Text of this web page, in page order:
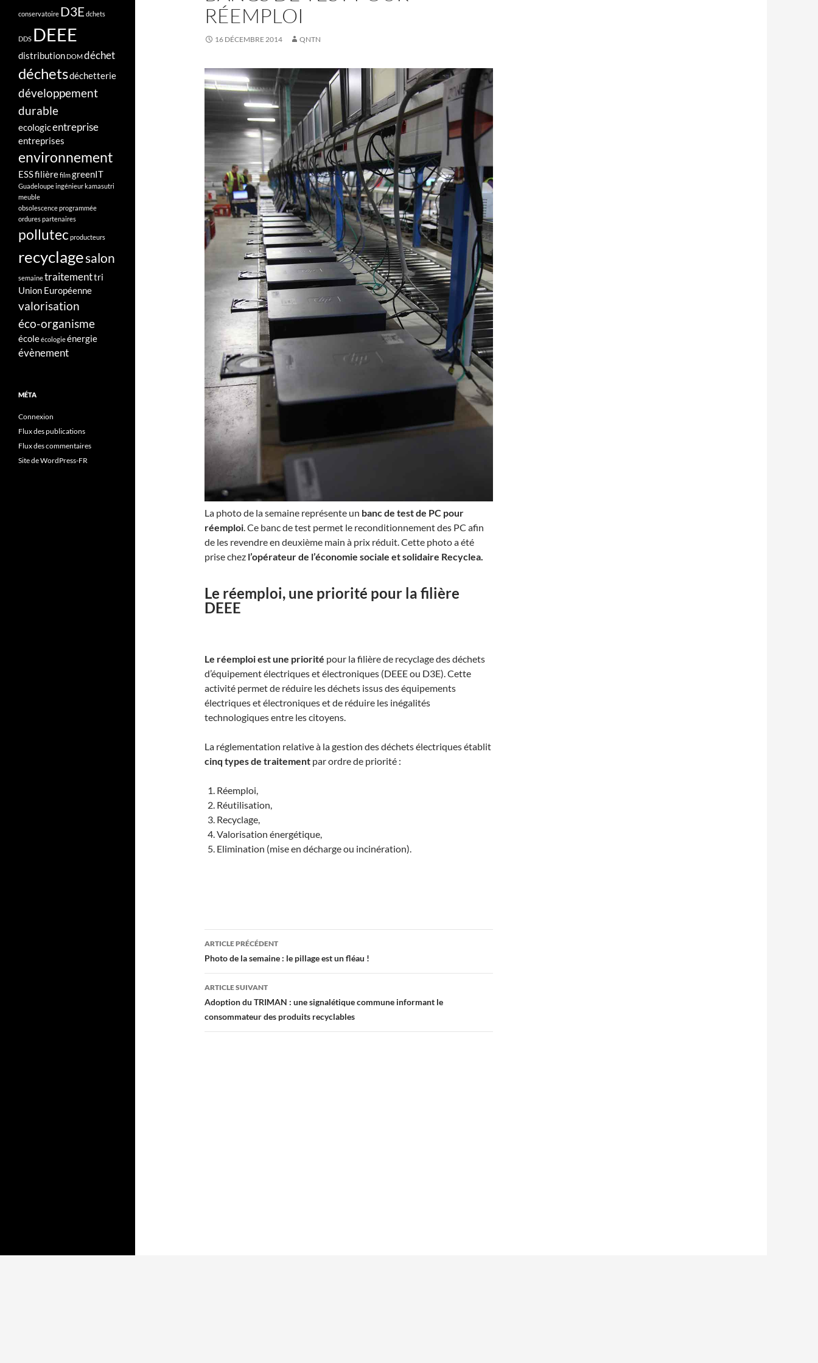
RÉEMPLOI
16 DÉCEMBRE 2014 QNTN
La photo de la semaine représente un banc de test de PC pour
réemploi . Ce banc de test permet le reconditionnement des PC afin
de les revendre en deuxième main à prix réduit. Cette photo a été
prise chez l’opérateur de l’économie sociale et solidaire Recyclea.
Le réemploi, une priorité pour la filière
DEEE
Le réemploi est une priorité pour la filière de recyclage des déchets
d’équipement électriques et électroniques (DEEE ou D3E). Cette
activité permet de réduire les déchets issus des équipements
électriques et électroniques et de réduire les inégalités
technologiques entre les citoyens.
La réglementation relative à la gestion des déchets électriques établit
cinq types de traitement par ordre de priorité :
Réemploi,
Réutilisation,
Recyclage,
Valorisation énergétique,
Elimination (mise en décharge ou incinération).
Navigation
des
articles
ARTICLE PRÉCÉDENT
Photo de la semaine : le pillage est un fléau !
ARTICLE SUIVANT
Adoption du TRIMAN : une signalétique commune informant le
consommateur des produits recyclables
conservatoire D3Edchets
DDS DEEE
distribution DOMdéchet
déchetsdéchetterie
développement
durable
ecologicentreprise
entreprises
environnement
ESSfilièrefilmgreenIT
Guadeloupeingénieurkamasutri
meuble
obsolescence programmée
ordurespartenaires
pollutec producteurs
recyclagesalon
semainetraitementtri
Union Européenne
valorisation
éco-organisme
écoleécologieénergie
évènement
MÉTA
Connexion
Flux des publications
Flux des commentaires
Site de WordPress-FR